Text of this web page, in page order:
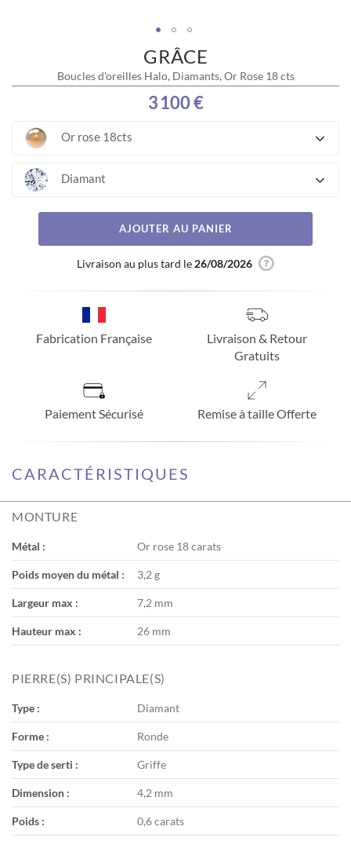
GRÂCE
Boucles d'oreilles Halo, Diamants, Or Rose 18 cts
3 100 €
Or rose 18cts
Diamant
AJOUTER AU PANIER
Livraison au plus tard le 26/08/2026
Fabrication Française
Livraison & Retour
Gratuits
Paiement Sécurisé Remise à taille Offerte
images
gallery
CARACTÉRISTIQUES
MONTURE
Métal : Or rose 18 carats
Poids moyen du métal : 3,2 g
Largeur max : 7,2 mm
Hauteur max : 26 mm
PIERRE(S) PRINCIPALE(S)
Type : Diamant
Forme : Ronde
Type de serti : Griffe
Dimension : 4,2 mm
Poids : 0,6 carats